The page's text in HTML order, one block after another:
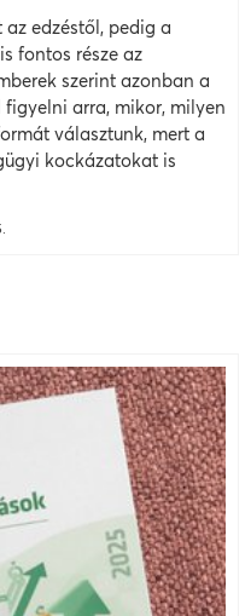
edzéstől, pedig a
fontos része az
szerint azonban a
arra, mikor, milyen
választunk, mert a
kockázatokat is